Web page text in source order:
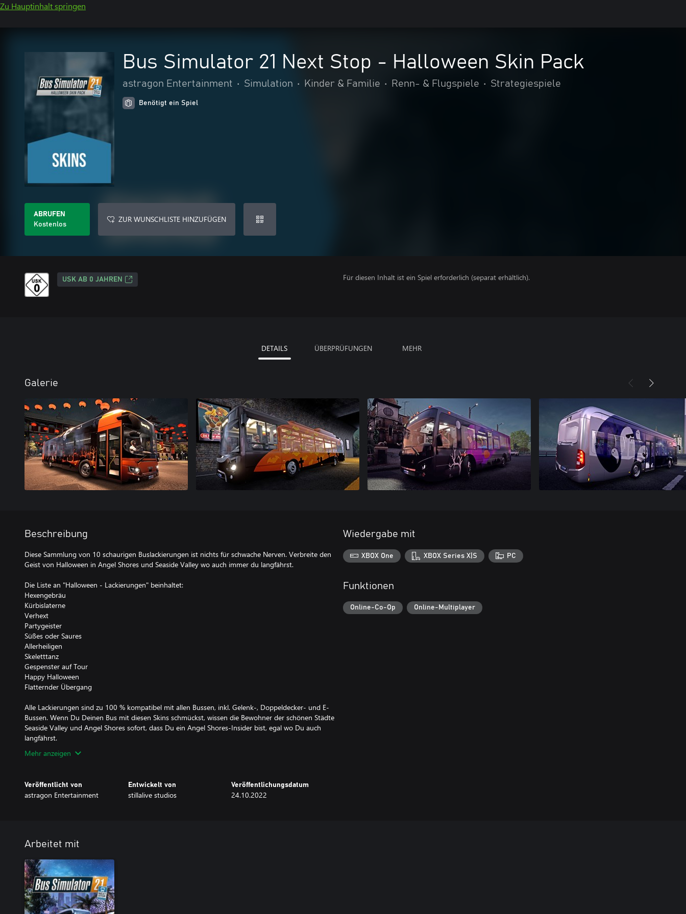
Zu Hauptinhalt springen
Bus Simulator 21 Next Stop - Halloween Skin Pack
astragon Entertainment • Simulation • Kinder & Familie • Renn- & Flugspiele • Strategiespiele
Benötigt ein Spiel
ABRUFEN
Kostenlos
ZUR WUNSCHLISTE HINZUFÜGEN
USK AB 0 JAHREN Für diesen Inhalt ist ein Spiel erforderlich (separat erhältlich).
DETAILS ÜBERPRÜFUNGEN MEHR
Galerie
Beschreibung
Diese Sammlung von 10 schaurigen Buslackierungen ist nichts für schwache Nerven. Verbreite den
Geist von Halloween in Angel Shores und Seaside Valley wo auch immer du langfährst.
Die Liste an "Halloween - Lackierungen" beinhaltet:
Hexengebräu
Kürbislaterne
Verhext
Partygeister
Süßes oder Saures
Allerheiligen
Skeletttanz
Gespenster auf Tour
Happy Halloween
Flatternder Übergang
Alle Lackierungen sind zu 100 % kompatibel mit allen Bussen, inkl. Gelenk-, Doppeldecker- und E-
Bussen. Wenn Du Deinen Bus mit diesen Skins schmückst, wissen die Bewohner der schönen Städte
Seaside Valley und Angel Shores sofort, dass Du ein Angel Shores-Insider bist, egal wo Du auch
langfährst.
Mehr anzeigen
Veröffentlicht von
astragon Entertainment
Entwickelt von
stillalive studios
Veröffentlichungsdatum
24.10.2022
Wiedergabe mit
XBOX One XBOX Series X|S PC
Funktionen
Online-Co-Op Online-Multiplayer
Arbeitet mit